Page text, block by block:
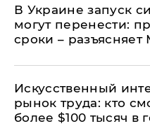
В Украине запуск
могут перенести:
сроки –
Искусственный
рынок труда: кто
более $100 тысяч в